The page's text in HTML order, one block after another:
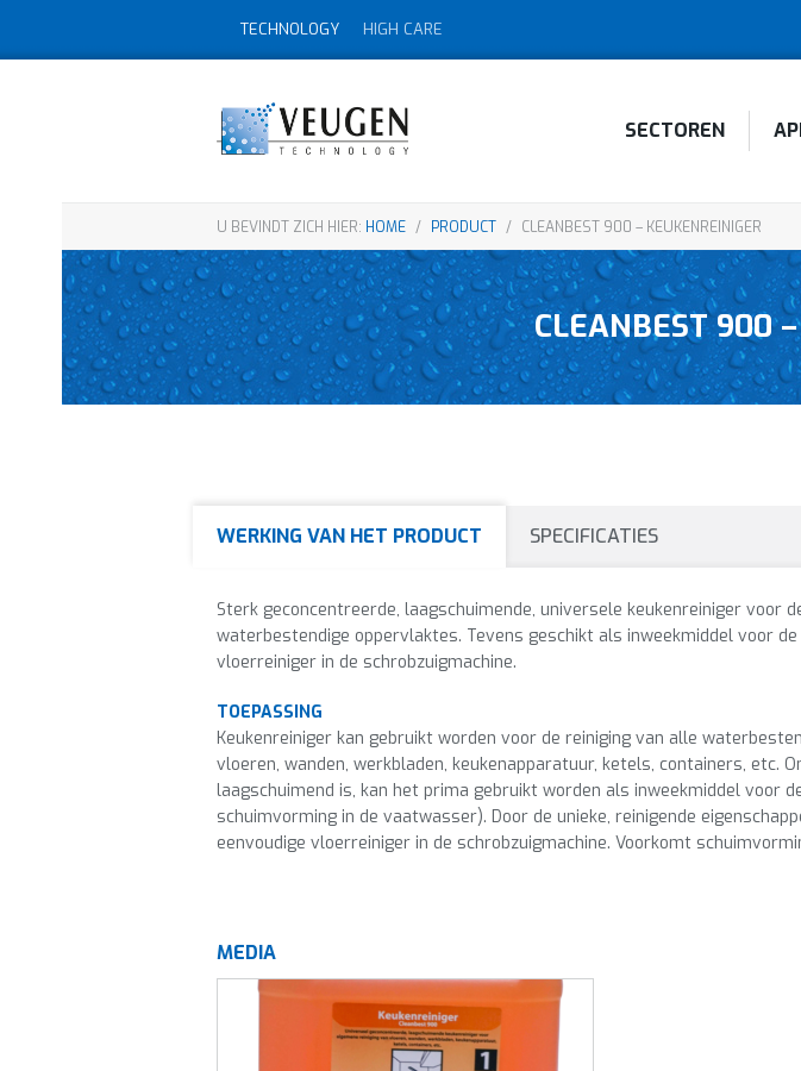
TECHNOLOGY HIGH CARE
SECTOREN
U BEVINDT ZICH HIER: HOME / PRODUCT / CLEANBEST 900 – KEUKENREINIGER
CLEANBEST 900
WERKING VAN HET PRODUCT SPECIFICATIES
Sterk geconcentreerde, laagschuimende, universele keukenreiniger voor
waterbestendige oppervlaktes. Tevens geschikt als inweekmiddel voor
vloerreiniger in de schrobzuigmachine.
TOEPASSING
Keukenreiniger kan gebruikt worden voor de reiniging van alle
vloeren, wanden, werkbladen, keukenapparatuur, ketels, containers, etc.
laagschuimend is, kan het prima gebruikt worden als inweekmiddel voor
schuimvorming in de vaatwasser). Door de unieke, reinigende
eenvoudige vloerreiniger in de schrobzuigmachine. Voorkomt
MEDIA